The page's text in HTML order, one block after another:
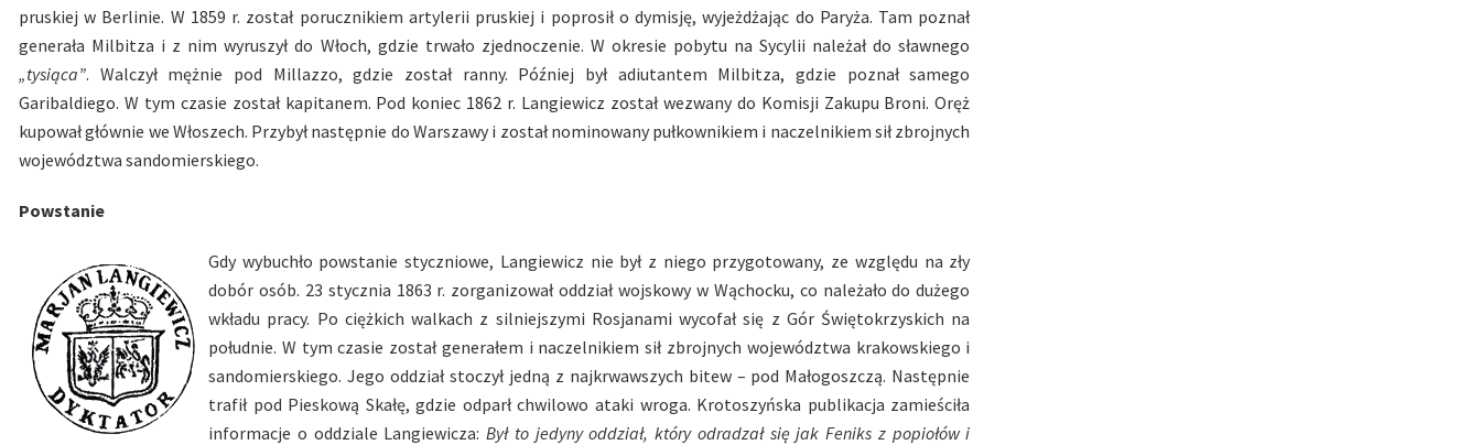
pruskiej w Berlinie. W 1859 r. został porucznikiem artylerii pruskiej i poprosił o dymisję, wyjeżdżając do Paryża. Tam poznał
generała Milbitza i z nim wyruszył do Włoch, gdzie trwało zjednoczenie. W okresie pobytu na Sycylii należał do sławnego
„tysiąca”. Walczył mężnie pod Millazzo, gdzie został ranny. Później był adiutantem Milbitza, gdzie poznał samego
Garibaldiego. W tym czasie został kapitanem. Pod koniec 1862 r. Langiewicz został wezwany do Komisji Zakupu Broni. Oręż
kupował głównie we Włoszech. Przybył następnie do Warszawy i został nominowany pułkownikiem i naczelnikiem sił zbrojnych
województwa sandomierskiego.
Powstanie
Gdy wybuchło powstanie styczniowe, Langiewicz nie był z niego przygotowany, ze względu na zły
dobór osób. 23 stycznia 1863 r. zorganizował oddział wojskowy w Wąchocku, co należało do dużego
wkładu pracy. Po ciężkich walkach z silniejszymi Rosjanami wycofał się z Gór Świętokrzyskich na
południe. W tym czasie został generałem i naczelnikiem sił zbrojnych województwa krakowskiego i
sandomierskiego. Jego oddział stoczył jedną z najkrwawszych bitew – pod Małogoszczą. Następnie
trafił pod Pieskową Skałę, gdzie odparł chwilowo ataki wroga. Krotoszyńska publikacja zamieściła
informacje o oddziale Langiewicza:Był to jedyny oddział, który odradzał się jak Feniks z popiołów i